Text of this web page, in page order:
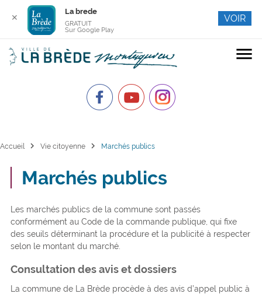
menu
Accueil chevron_right Vie citoyenne chevron_right Marchés publics
Marchés publics
Les marchés publics de la commune sont passés
conformément au Code de la commande publique, qui fixe
des seuils déterminant la procédure et la publicité à respecter
selon le montant du marché.
Consultation des avis et dossiers
La commune de La Brède procède à des avis d’appel public à
✕
La brede
GRATUIT
Sur Google Play
VOIR